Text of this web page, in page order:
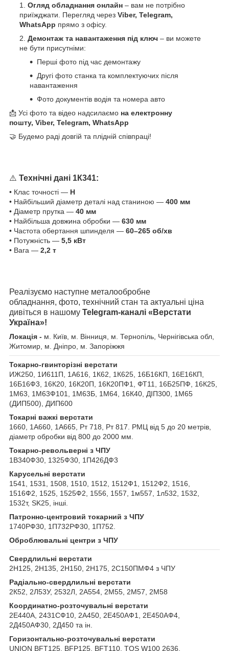
Огляд обладнання онлайн – вам не потрібно
приїжджати. Перегляд через Viber, Telegram,
WhatsApp прямо з офісу.
Демонтаж та навантаження під ключ – ви можете
не бути присутніми:
Перші фото під час демонтажу
Другі фото станка та комплектуючих після
навантаження
Фото документів водія та номера авто
📩 Усі фото та відео надсилаємо на електронну
пошту, Viber, Telegram, WhatsApp
🤝 Будемо раді довгій та плідній співпраці!
⚠️ Технічні дані 1К341:
• Клас точності — Н
• Найбільший діаметр деталі над станиною — 400 мм
• Діаметр прутка — 40 мм
• Найбільша довжина обробки — 630 мм
• Частота обертання шпинделя — 60–265 об/хв
• Потужність — 5,5 кВт
• Вага — 2,2 т
Реалізуємо наступне металообробне
обладнання, фото, технічний стан та актуальні ціна
дивіться в нашому Telegram-каналі «Верстати
Україна»!
Локація - м. Київ, м. Вінниця, м. Тернопіль, Чернігівська обл,
Житомир, м. Дніпро, м. Запоріжжя
Токарно-гвинторізні верстати
ИЖ250, 1И611П, 1А616, 1К62, 1К625, 16Б16КП, 16Е16КП,
16Б16Ф3, 16К20, 16К20П, 16К20ПФ1, ФТ11, 16Б25ПФ, 16К25,
1М63, 1М63Ф101, 1М63Б, 1М64, 16К40, ДІП300, 1М65
(ДИП500), ДИП600
Токарні важкі верстати
1660, 1А660, 1А665, Рт 718, Рт 817. РМЦ від 5 до 20 метрів,
діаметр обробки від 800 до 2000 мм.
Токарно-револьверні з ЧПУ
1В340Ф30, 1325Ф30, 1П426ДФ3
Карусельні верстати
1541, 1531, 1508, 1510, 1512, 1512Ф1, 1512Ф2, 1516,
1516Ф2, 1525, 1525Ф2, 1556, 1557, 1м557, 1л532, 1532,
1532т, SK25, інші.
Патронно-центровий токарний з ЧПУ
1740РФ30, 1П732РФ30, 1П752.
Оброблювальні центри з ЧПУ
Свердлильні верстати
2Н125, 2Н135, 2Н150, 2Н175, 2С150ПМФ4 з ЧПУ
Радіально-свердлильні верстати
2К52, 2Л53У, 2532Л, 2А554, 2М55, 2М57, 2М58
Координатно-розточувальні верстати
2Е440А, 2431СФ10, 2А450, 2Е450АФ1, 2Е450АФ4,
2Д450АФ30, 2Д450 та ін.
Горизонтально-розточувальні верстати
UNION BFT125, BFP125, BFT110, TOS W100 2636.